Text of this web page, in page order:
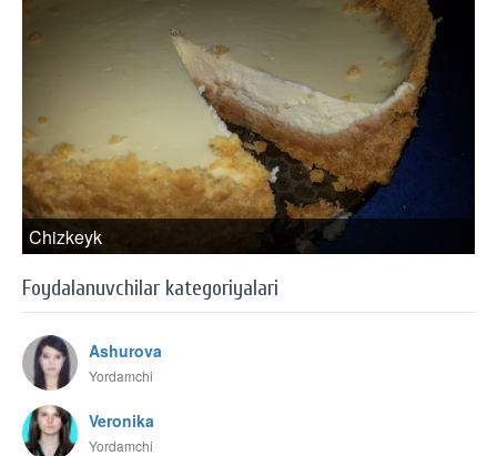
Chizkeyk
Foydalanuvchilar kategoriyalari
Ashurova
Yordamchi
Veronika
Yordamchi